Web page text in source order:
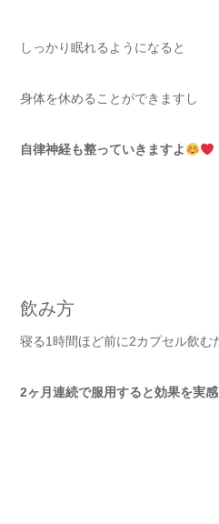
しっかり眠れるようになると
身体を休めることができますし
自律神経も整っていきますよ
飲み方
寝る1時間ほど前に2カプセル飲む
2ヶ月連続で服用すると効果を実